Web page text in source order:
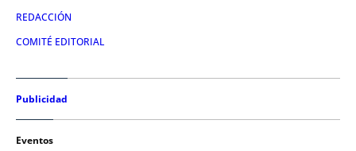
REDACCIÓN
COMITÉ EDITORIAL
Publicidad
Eventos